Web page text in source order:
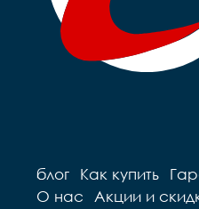
блог Как купить
О нас
Акции и